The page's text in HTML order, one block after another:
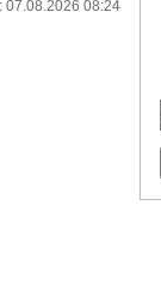
07.08.2026 08:24